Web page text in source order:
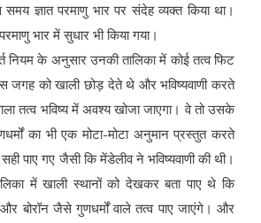
ज्ञात परमाणु भार पर संदेह व्यक्त किया था।
भार में सुधार भी किया गया।
नियम के अनुसार उनकी तालिका में कोई तत्व फिट
उस जगह को खाली छोड़ देते थे और भविष्यवाणी करते
तत्व भविष्य में अवश्य खोजा जाएगा। वे तो उसके
का भी एक मोटा-मोटा अनुमान प्रस्तुत करते
पाए गए जैसी कि मेंडेलीव ने भविष्यवाणी की थी।
में खाली स्थानों को देखकर बता पाए थे कि
और बोरॉन जैसे गुणधर्मों वाले तत्व पाए जाएंगे। और